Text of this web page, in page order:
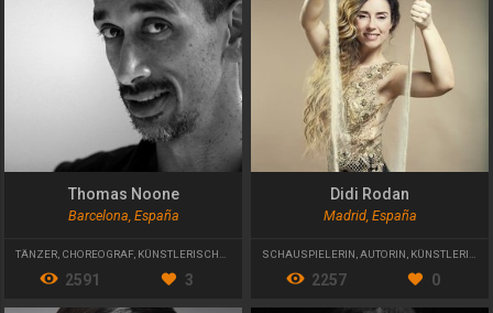
Thomas Noone
Barcelona, España
TÄNZER CHOREOGRAF, KÜNSTLERISCHER LEITER
2591 3
Didi Rodan
Madrid, España
SCHAUSPIELERIN AUTORIN KÜNSTLERISCHE LEITERIN
2257 0